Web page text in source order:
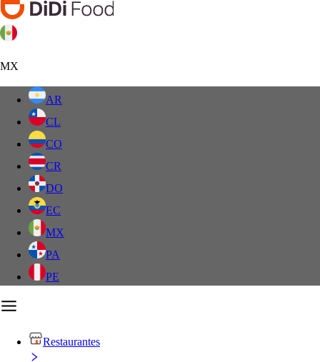
MX
AR
CL
CO
CR
DO
EC
MX
PA
PE
Restaurantes